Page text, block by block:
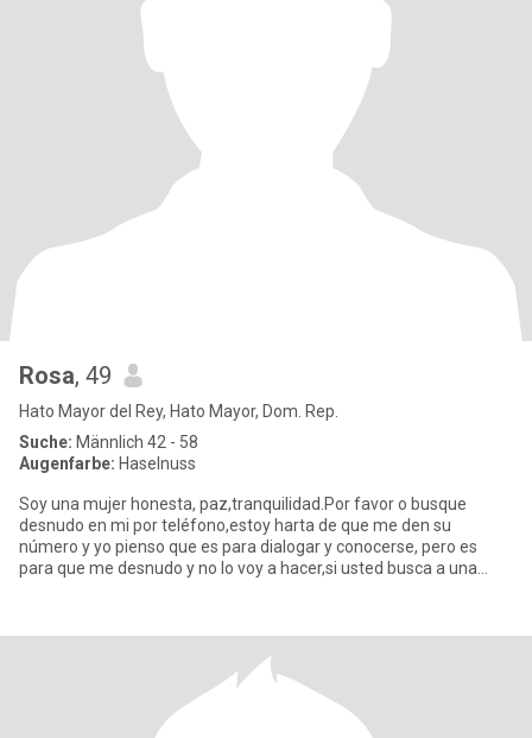
Rosa, 49
Hato Mayor del Rey, Hato Mayor, Dom. Rep.
Suche: Männlich 42 - 58
Augenfarbe: Haselnuss
Soy una mujer honesta, paz,tranquilidad.Por favor o busque
desnudo en mi por teléfono,estoy harta de que me den su
número y yo pienso que es para dialogar y conocerse, pero es
para que me desnudo y no lo voy a hacer,si usted busca a una